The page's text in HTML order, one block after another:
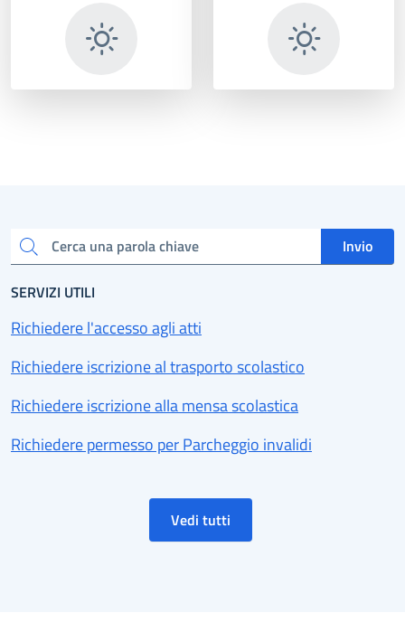
Cerca una parola chiave Invio
SERVIZI UTILI
Richiedere l'accesso agli atti
Richiedere iscrizione al trasporto scolastico
Richiedere iscrizione alla mensa scolastica
Richiedere permesso per Parcheggio invalidi
Vedi tutti